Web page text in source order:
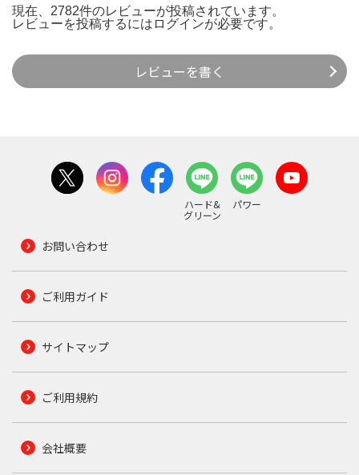
現在、2782件のレビューが投稿されています。
レビューを投稿するには ログインが必要です。
レビューを書く
ハード&
グリーン
パワー
お問い合わせ
ご利用ガイド
サイトマップ
ご利用規約
会社概要